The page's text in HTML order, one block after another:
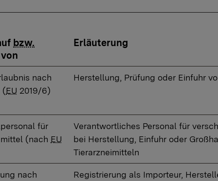
bzw.
Erläuterung
nach
(EU 2019/6)
Herstellung, Prüfung oder Einfuhr
für
(nach EU
Verantwortliches Personal für
bei Herstellung, Einfuhr oder
Tierarzneimitteln
nach Registrierung als Importeur,